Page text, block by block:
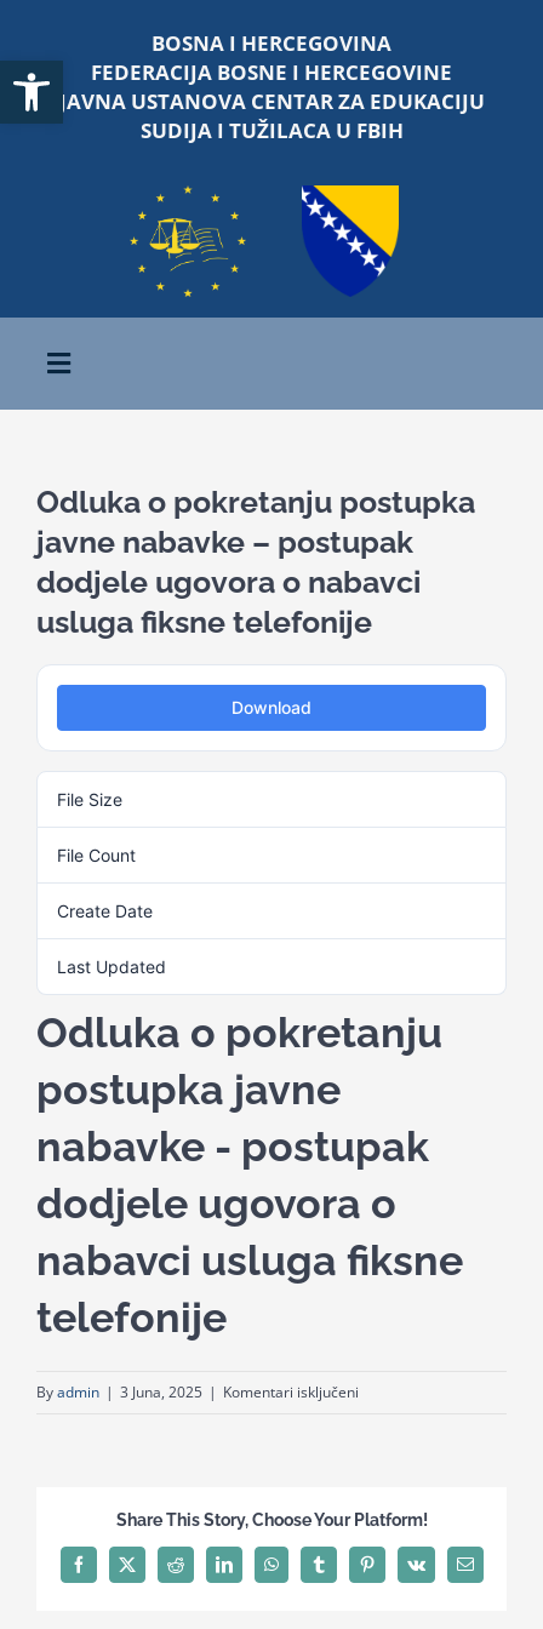
Open toolbar
content
BOSNA I HERCEGOVINA
FEDERACIJA BOSNE I HERCEGOVINE
JAVNA USTANOVA CENTAR ZA EDUKACIJU
SUDIJA I TUŽILACA U FBIH
Toggle
Navigation
O nama
Kalendar aktivnosti
Edukativni materijali
Publikacije
Novosti
Kontakt
Search
for:
Odluka o pokretanju postupka
javne nabavke – postupak
dodjele ugovora o nabavci
usluga fiksne telefonije
Download
File Size
File Count
Create Date
Last Updated
Odluka o pokretanju
postupka javne
nabavke - postupak
dodjele ugovora o
nabavci usluga fiksne
telefonije
Byadmin | 3 Juna, 2025 | Komentari isključeni
nabavke
Share This Story, Choose Your Platform!
Facebook
X Reddit LinkedInWhatsAppTumblrPinterest
Vk Email